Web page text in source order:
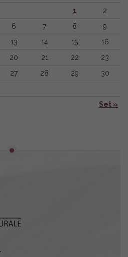
Set »
1
2
6 7 8
9
13 14 15
16
20 21 22
23
27 28 29
30